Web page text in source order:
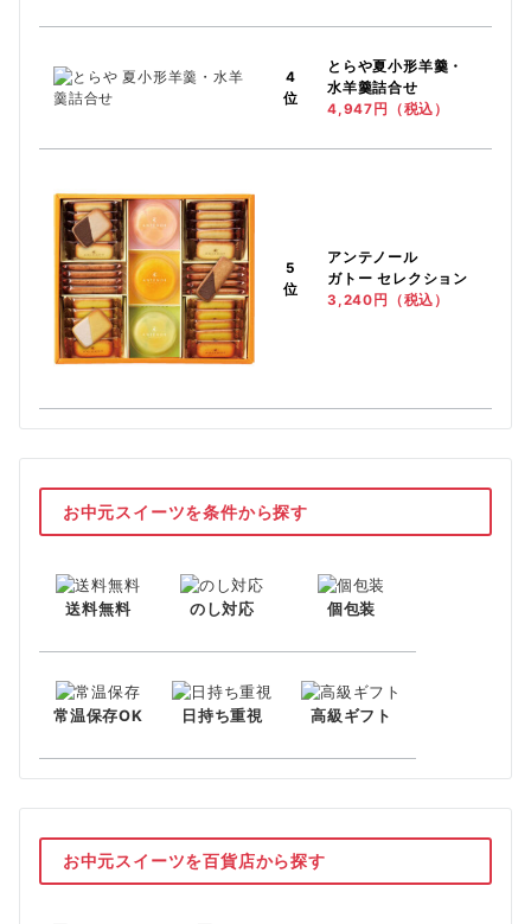
4
位
とらや夏小形羊羹・
水羊羹詰合せ
4,947円（税込）
5
位
アンテノール
ガトー セレクション
3,240円（税込）
お中元スイーツを条件から探す
送料無料 のし対応 個包装
常温保存OK 日持ち重視 高級ギフト
お中元スイーツを百貨店から探す